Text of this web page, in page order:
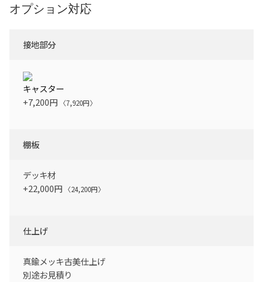
オプション対応
接地部分
キャスター
+7,200円
〈7,920円〉
棚板
デッキ材
+22,000円
〈24,200円〉
仕上げ
真鍮メッキ古美仕上げ
別途お見積り